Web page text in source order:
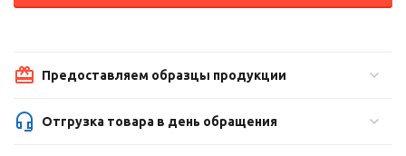
Предоставляем образцы продукции
Отгрузка товара в день обращения